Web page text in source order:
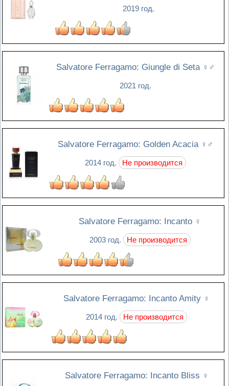
2019 год.
Salvatore Ferragamo: Giungle di Seta ♀♂
2021 год.
Salvatore Ferragamo: Golden Acacia ♀♂
2014 год. Не производится
Salvatore Ferragamo: Incanto ♀
2003 год. Не производится
Salvatore Ferragamo: Incanto Amity ♀
2014 год. Не производится
Salvatore Ferragamo: Incanto Bliss ♀